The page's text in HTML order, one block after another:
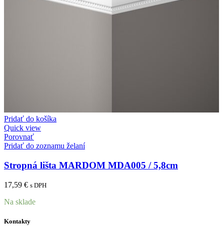
Pridať do košíka
Quick view
Porovnať
Pridať do zoznamu želaní
Stropná lišta MARDOM MDA005 / 5,8cm
17,59 € s DPH
Na sklade
Kontakty